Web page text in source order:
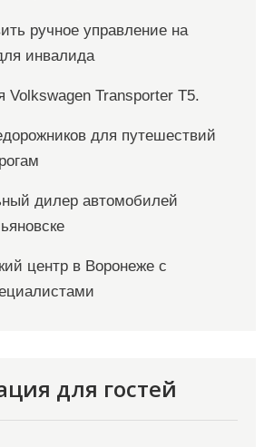
ручное управление на
инвалида
Volkswagen Transporter T5.
для путешествий
дилер автомобилей
центр в Воронеже с
для гостей